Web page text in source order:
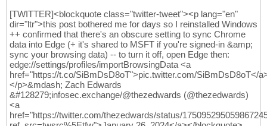
[TWITTER]<blockquote class="twitter-tweet"><p lang="en"
dir="ltr">this post bothered me for days so I reinstalled Windows
++ confirmed that there's an obscure setting to sync Chrome
data into Edge (+ it's shared to MSFT if you're signed-in &amp;
sync your browsing data) -- to turn it off, open Edge then:
edge://settings/profiles/importBrowsingData <a
href="https://t.co/SiBmDsD8oT">pic.twitter.com/SiBmDsD8oT</
</p>&mdash; Zach Edwards
&#128279;infosec.exchange/@thezedwards (@thezedwards)
<a
href="https://twitter.com/thezedwards/status/